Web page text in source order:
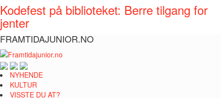
Kodefest på biblioteket: Berre tilgang for
jenter
FRAMTIDAJUNIOR.NO
NYHENDE
KULTUR
VISSTE DU AT?